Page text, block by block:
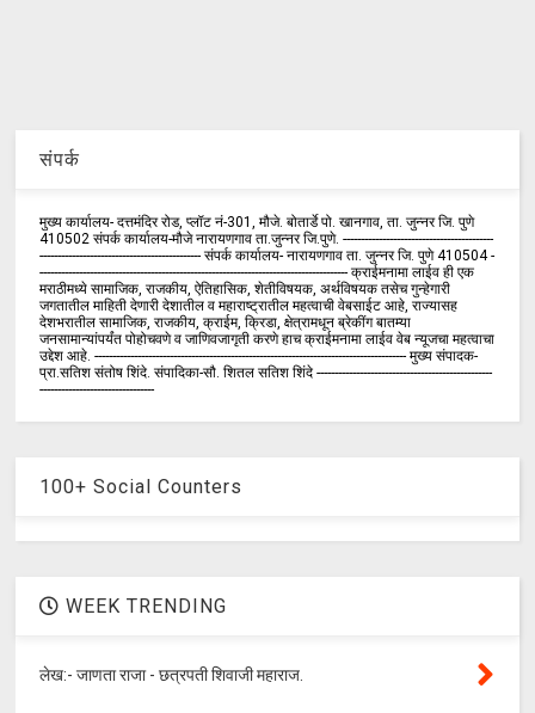
संपर्क
मुख्य कार्यालय- दत्तमंदिर रोड, प्लॉट नं-301, मौजे. बोतार्डे पो. खानगाव, ता. जुन्नर जि. पुणे
410502 संपर्क कार्य‍ालय-मौजे नारायणगाव ता.जुन्नर जि.पुणे. ------------------------------------------
--------------------------------------------- संपर्क कार्यालय- नारायणगाव ता. जुन्नर जि. पुणे 410504 -
-------------------------------------------------------------------------------------- क्राईमनामा लाईव ही एक
मराठीमध्ये सामाजिक, राजकीय, ऐतिहासिक, शेतीविषयक, अर्थविषयक तसेच गुन्हेगारी
जगतातील माहिती देणारी देशातील व महाराष्ट्रातील महत्वाची वेबसाईट आहे, राज्यासह
देशभरातील सामाजिक, राजकीय, क्राईम, क्रिडा, क्षेत्रामधून ब्रेकींग बातम्या
जनसामान्यांपर्यंत पोहोचवणे व जाणिवजागृती करणे हाच क्राईमनामा लाईव वेब न्यूजचा महत्वाचा
उद्देश आहे. --------------------------------------------------------------------------------------- मुख्य संपादक-
प्रा.सतिश संतोष शिंदे. संपादिका-सौ. शितल सतिश शिंदे -------------------------------------------------
--------------------------------
100+ Social Counters
WEEK TRENDING
लेख:- जाणता राजा - छत्रपती शिवाजी महाराज.